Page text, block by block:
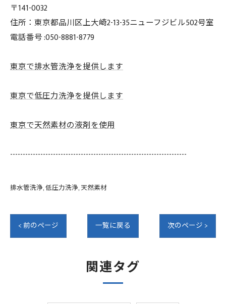
〒141-0032
住所：東京都品川区上大崎2-13-35ニューフジビル502号室
電話番号 :050-8881-8779
東京で排水管洗浄を提供します
東京で低圧力洗浄を提供します
東京で天然素材の液剤を使用
----------------------------------------------------------------------
排水管洗浄 低圧力洗浄 天然素材
< 前のページ 一覧に戻る 次のページ >
関連タグ